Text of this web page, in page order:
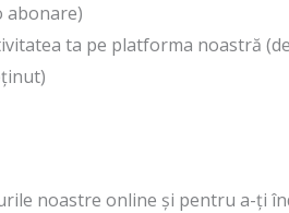
abonare)
ta pe platforma noastră
noastre online și pentru a-ți